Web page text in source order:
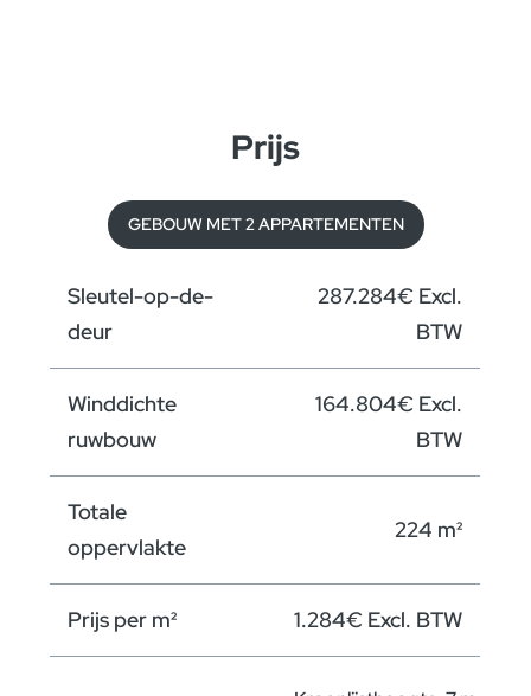
Prijs
GEBOUW MET 2 APPARTEMENTEN
Sleutel-op-de-
deur
287.284€ Excl.
BTW
Winddichte
ruwbouw
164.804€ Excl.
BTW
Totale
oppervlakte
224 m²
Prijs per m² 1.284€ Excl. BTW